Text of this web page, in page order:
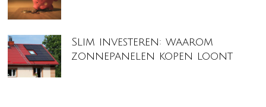
Slim investeren: waarom
zonnepanelen kopen loont